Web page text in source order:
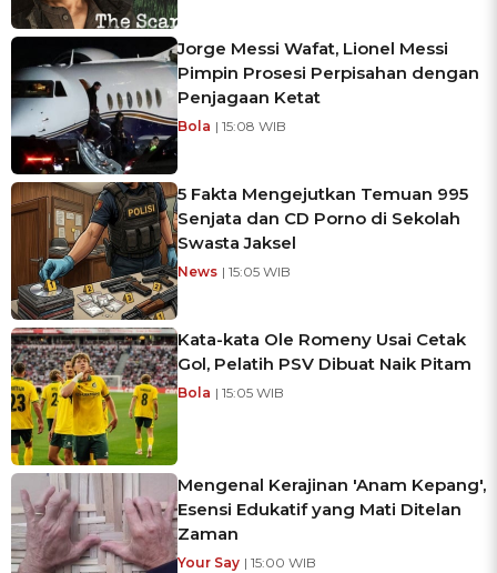
Jorge Messi Wafat, Lionel Messi
Pimpin Prosesi Perpisahan dengan
Penjagaan Ketat
Bola | 15:08 WIB
5 Fakta Mengejutkan Temuan 995
Senjata dan CD Porno di Sekolah
Swasta Jaksel
News | 15:05 WIB
Kata-kata Ole Romeny Usai Cetak
Gol, Pelatih PSV Dibuat Naik Pitam
Bola | 15:05 WIB
Mengenal Kerajinan 'Anam Kepang',
Esensi Edukatif yang Mati Ditelan
Zaman
Your Say | 15:00 WIB